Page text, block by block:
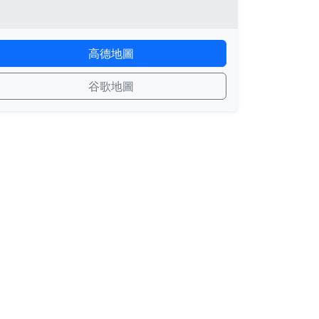
高德地圖
谷歌地圖